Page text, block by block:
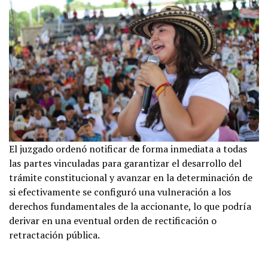
El juzgado ordenó notificar de forma inmediata a todas
las partes vinculadas para garantizar el desarrollo del
trámite constitucional y avanzar en la determinación de
si efectivamente se configuró una vulneración a los
derechos fundamentales de la accionante, lo que podría
derivar en una eventual orden de rectificación o
retractación pública.